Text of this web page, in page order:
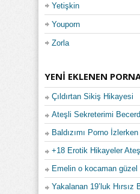
Yetişkin
Youporn
Zorla
YENI EKLENEN
Çıldırtan Sikiş Hikayesi
Ateşli Sekreterimi
Baldızımı Porno
+18 Erotik Hikayeler
Emelin o kocaman
Yakalanan 19’luk Hırsız